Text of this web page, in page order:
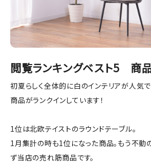
閲覧ランキングベスト5 商
初夏らしく全体的に白のインテリアが人気
商品がランクインしています！
1位は北欧テイストのラウンドテーブル。
1月集計の時も1位になった商品。もう不動
ず当店の売れ筋商品です。